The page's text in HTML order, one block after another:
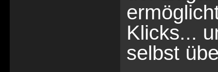
Klicks...
selbst